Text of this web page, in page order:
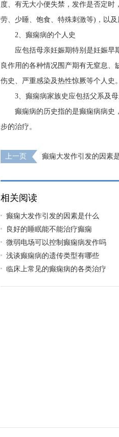
度、有无大小便失禁，发作是否定
劳、少睡、饱食、特殊刺激等)，以及
2、癫痫病的个人史
应包括母亲妊娠期特别是妊娠早
良作用的各种情况围产期有无窒息
伤史、严重感染及热性惊厥等个人史。
3、癫痫病家族史应包括父系及
癫痫病的历史指的是癫痫病病史
步的治疗。
上一页 癫痫大发作引发的因素
相关阅读
癫痫大发作引发的因素是什么
良好的睡眠能不能治疗癫痫
微弱电场可以控制癫痫病发作吗
浅谈癫痫病的遗传类型有哪些
临床上常见的癫痫病的各类治疗